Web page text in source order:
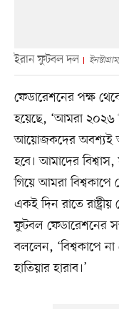
ইরান ফুটবল দল
ফেডারেশনের পক্ষ
হয়েছে, ‘আমরা ২০২৬
আয়োজকদের অবশ্যই
হবে। আমাদের
গিয়ে আমরা বিশ্বকাপে
একই দিন রাতে
ফুটবল ফেডারেশনের
বললেন, ‘বিশ্বকাপে
হাতিয়ার হারাব।’